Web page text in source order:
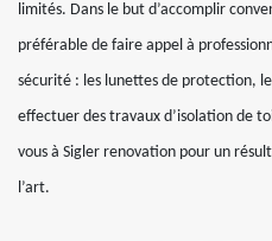
limités. Dans le but d’accomplir
préférable de faire appel à
sécurité : les lunettes de protection,
effectuer des travaux d’isolation de
vous à Sigler renovation pour un
l’art.